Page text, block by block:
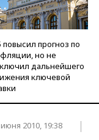
прогноз по
но не
дальнейшего
ключевой
2010, 19:38